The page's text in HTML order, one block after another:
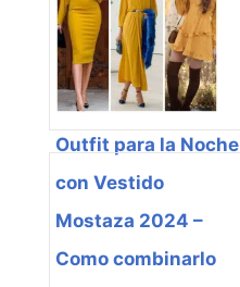
Como combinarlo
Outfit para la Noche
con Vestido
Mostaza 2024 –
Como combinarlo